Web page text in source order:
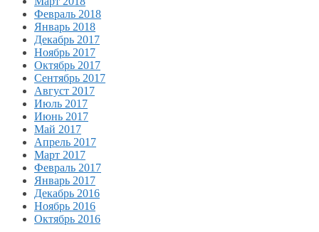
Февраль 2018
Январь 2018
Декабрь 2017
Ноябрь 2017
Октябрь 2017
Сентябрь 2017
Август 2017
Июль 2017
Июнь 2017
Май 2017
Апрель 2017
Март 2017
Февраль 2017
Январь 2017
Декабрь 2016
Ноябрь 2016
Октябрь 2016